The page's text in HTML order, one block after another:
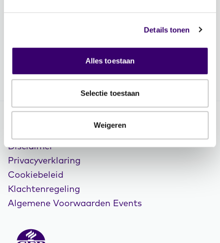
Details tonen
Alles toestaan
Selectie toestaan
Weigeren
© Copyright 2026 FFP
Disclaimer
Privacyverklaring
Cookiebeleid
Klachtenregeling
Algemene Voorwaarden Events